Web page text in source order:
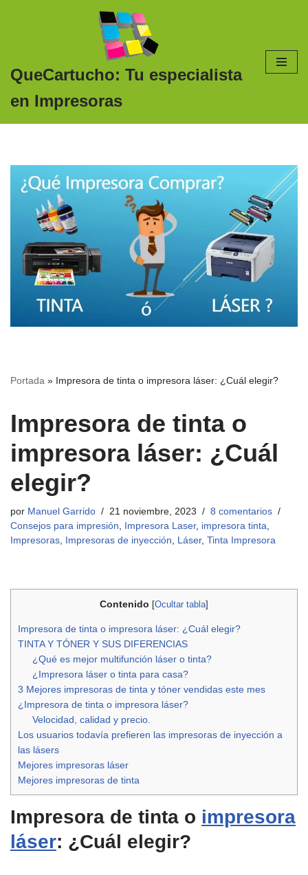
contenido
QueCartucho: Tu especialista
en Impresoras
Portada » Impresora de tinta o impresora láser: ¿Cuál elegir?
Impresora de tinta o
impresora láser: ¿Cuál
elegir?
por Manuel Garrido 21 noviembre, 2023
8 comentarios
Consejos para impresión, Impresora Laser, impresora tinta,
Impresoras, Impresoras de inyección, Láser, Tinta Impresora
Contenido [Ocultar tabla]
Impresora de tinta o impresora láser: ¿Cuál elegir?
TINTA Y TÓNER Y SUS DIFERENCIAS
¿Qué es mejor multifunción láser o tinta?
¿Impresora láser o tinta para casa?
3 Mejores impresoras de tinta y tóner vendidas este mes
¿Impresora de tinta o impresora láser?
Velocidad, calidad y precio.
Los usuarios todavía prefieren las impresoras de inyección a
las lásers
Mejores impresoras láser
Mejores impresoras de tinta
Impresora de tinta o impresora
láser: ¿Cuál elegir?